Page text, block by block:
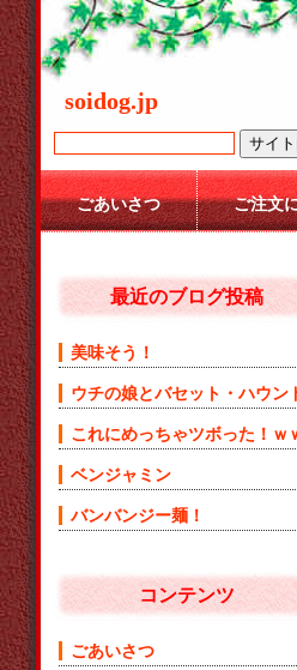
soidog.jp
ごあいさつ ご注文
最近のブログ投稿
美味そう！
ウチの娘とバセット・ハウン
これにめっちゃツボった！ｗ
ベンジャミン
バンバンジー麺！
コンテンツ
ごあいさつ